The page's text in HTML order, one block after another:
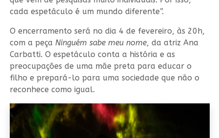
cada espetáculo é um mundo diferente”.
O encerramento será no dia 4 de fevereiro, às 20h,
com a peça Ninguém sabe meu nome, da atriz Ana
Carbatti. O espetáculo conta a história e as
preocupações de uma mãe preta para educar o
filho e prepará-lo para uma sociedade que não o
reconhece como igual.